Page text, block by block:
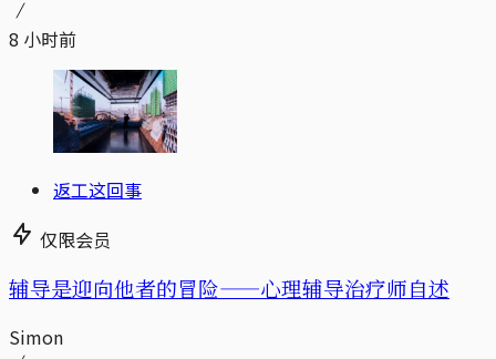
8 小时前
返工这回事
仅限会员
辅导是迎向他者的冒险——心理辅导治疗师自述
Simon